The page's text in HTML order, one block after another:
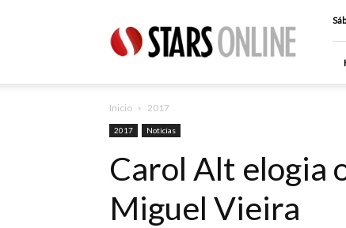
Online
Inicio 2017
2017 Noticias
Carol Alt elogia
Miguel Vieira